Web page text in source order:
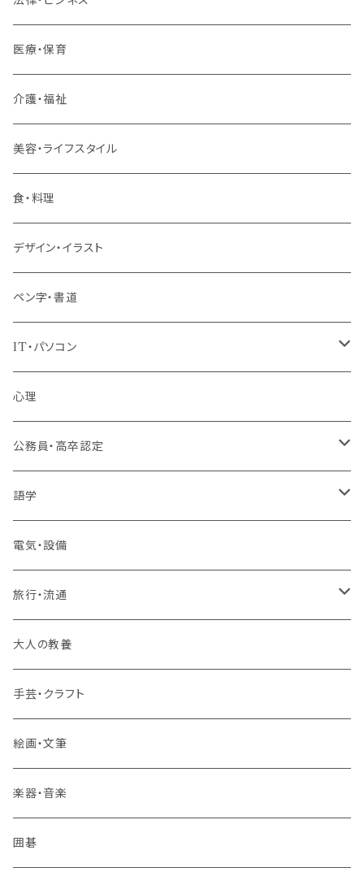
若手社員・中堅社員
リーダー（主任・係長）
管理職
階層共通
パッケージプラン
医療・保育
介護・福祉
美容・ライフスタイル
食・料理
デザイン・イラスト
ペン字・書道
IT・パソコン
MOS（ﾏｲｸﾛｿﾌﾄｵﾌｨｽｽﾍﾟｼｬﾘｽﾄ）講座
プログラミング・Web制作入門講座
1コース受講
2コースまとめて受講
その他 IT・パソコン
心理
公務員・高卒認定
高卒認定講座
大卒公務員受験対策講座
語学
TOEIC®L&Rテスト対策講座
その他 語学
電気・設備
旅行・流通
旅行業務取扱管理者講座
その他 旅行・流通
大人の教養
手芸・クラフト
絵画・文筆
楽器・音楽
囲碁